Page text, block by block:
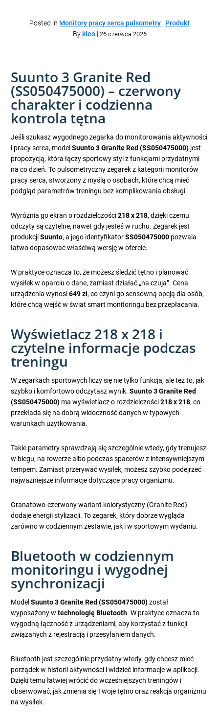
Posted in Monitory pracy serca pulsometry | Produkt
By kleo| 26 czerwca 2026
Suunto 3 Granite Red
(SS050475000) – czerwony
charakter i codzienna
kontrola tętna
Jeśli szukasz wygodnego zegarka do monitorowania aktywności
i pracy serca, modelSuunto 3 Granite Red (SS050475000) jest
propozycją, która łączy sportowy styl z funkcjami przydatnymi
na co dzień. To pulsometryczny zegarek z kategorii monitorów
pracy serca, stworzony z myślą o osobach, które chcą mieć
podgląd parametrów treningu bez komplikowania obsługi.
Wyróżnia go ekran o rozdzielczości218 x 218, dzięki czemu
odczyty są czytelne, nawet gdy jesteś w ruchu. Zegarek jest
produkcjiSuunto, a jego identyfikatorSS050475000 pozwala
łatwo dopasować właściwą wersję w ofercie.
W praktyce oznacza to, że możesz śledzić tętno i planować
wysiłek w oparciu o dane, zamiast działać „na czuja”. Cena
urządzenia wynosi649 zł, co czyni go sensowną opcją dla osób,
które chcą wejść w świat smart monitoringu bez przepłacania.
Wyświetlacz 218 x 218 i
czytelne informacje podczas
treningu
W zegarkach sportowych liczy się nie tylko funkcja, ale też to, jak
szybko i komfortowo odczytasz wynik.Suunto 3 Granite Red
(SS050475000) ma wyświetlacz o rozdzielczości218 x 218, co
przekłada się na dobrą widoczność danych w typowych
warunkach użytkowania.
Takie parametry sprawdzają się szczególnie wtedy, gdy trenujesz
w biegu, na rowerze albo podczas spacerów z intensywniejszym
tempem. Zamiast przerywać wysiłek, możesz szybko podejrzeć
najważniejsze informacje dotyczące pracy organizmu.
Granatowo-czerwony wariant kolorystyczny (Granite Red)
dodaje energii stylizacji. To zegarek, który dobrze wygląda
zarówno w codziennym zestawie, jak i w sportowym wydaniu.
Bluetooth w codziennym
monitoringu i wygodnej
synchronizacji
ModelSuunto 3 Granite Red (SS050475000)został
wyposażony wtechnologię Bluetooth. W praktyce oznacza to
wygodną łączność z urządzeniami, aby korzystać z funkcji
związanych z rejestracją i przesyłaniem danych.
Bluetooth jest szczególnie przydatny wtedy, gdy chcesz mieć
porządek w historii aktywności i widzieć informacje w aplikacji.
Dzięki temu łatwiej wrócić do wcześniejszych treningów i
obserwować, jak zmienia się Twoje tętno oraz reakcja organizmu
na wysiłek.